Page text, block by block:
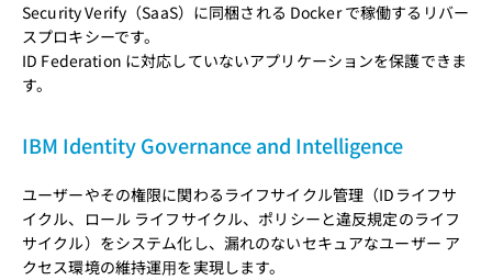
Security Verify（SaaS）に同梱される Docker で稼働するリバー
スプロキシーです。
ID Federation に対応していないアプリケーションを保護できま
す。
IBM Identity Governance and Intelligence
ユーザーやその権限に関わるライフサイクル管理（IDライフサ
イクル、ロール ライフサイクル、ポリシーと違反規定のライフ
サイクル）をシステム化し、漏れのないセキュアなユーザー ア
クセス環境の維持運⽤を実現します。